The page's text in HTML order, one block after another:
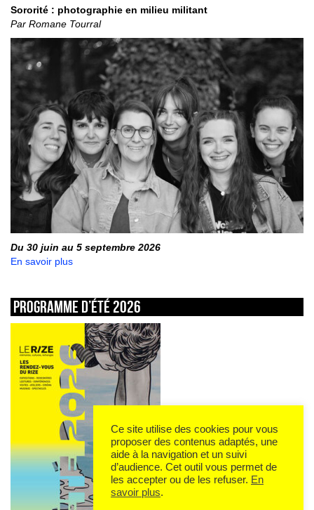
Sororité : photographie en milieu militant
Par Romane Tourral
Du 30 juin au 5 septembre 2026
En savoir plus
Programme d’été 2026
Ce site utilise des cookies pour vous
proposer des contenus adaptés, une
aide à la navigation et un suivi
d’audience. Cet outil vous permet de
les accepter ou de les refuser. En
savoir plus.